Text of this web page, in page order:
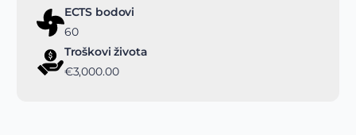
ECTS bodovi
60
Troškovi života
€3,000.00